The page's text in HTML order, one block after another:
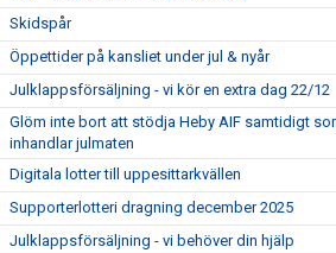
Skidspår
Öppettider på kansliet under jul & nyår
Julklappsförsäljning - vi kör en extra dag 22/12
Glöm inte bort att stödja Heby AIF samtidigt
inhandlar julmaten
Digitala lotter till uppesittarkvällen
Supporterlotteri dragning december 2025
Julklappsförsäljning - vi behöver din hjälp